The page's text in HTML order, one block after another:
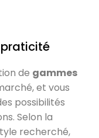
praticité
de gammes
et vous
possibilités
Selon la
recherché,